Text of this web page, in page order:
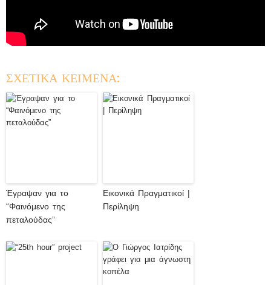
ΣΧΕΤΙΚΑ ΚΕΙΜΕΝΑ:
Έγραψαν για το
“Φαινόμενο της
πεταλούδας”
Εικονικά Πραγματικοί |
Περίληψη